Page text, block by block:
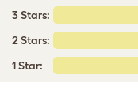
3 Stars:
2 Stars:
1 Star: